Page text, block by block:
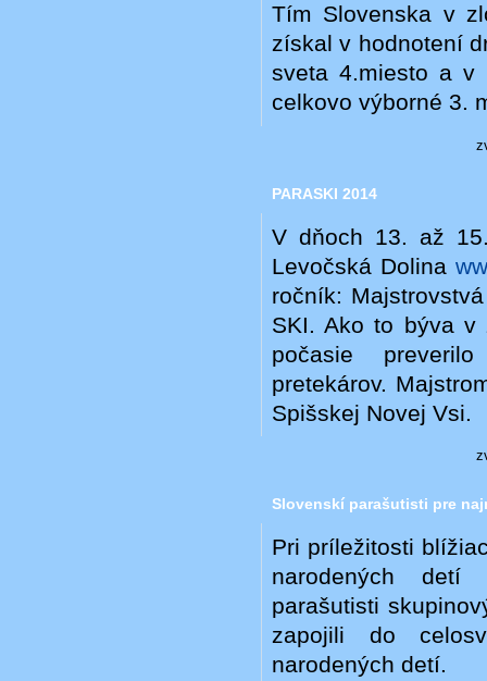
Tím Slovenska v
získal v hodnotení
sveta 4.miesto a v
celkovo výborné 3.
PARASKI 2014
V dňoch 13. až
Levočská Dolina
ročník:
SKI. Ako to býva v
počasie
pretekárov.
Spišskej Novej Vsi.
Slovenskí parašutisti pre
Pri príležitosti
narodených detí
parašutisti
zapojili do
narodených detí.